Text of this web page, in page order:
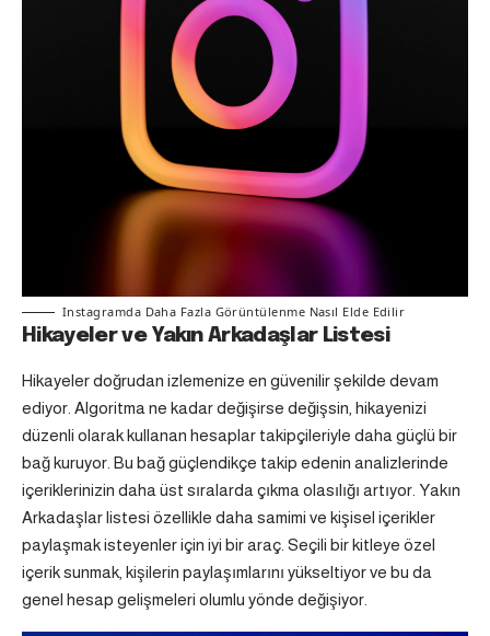
Instagramda Daha Fazla Görüntülenme Nasıl Elde Edilir
Hikayeler ve Yakın Arkadaşlar Listesi
Hikayeler doğrudan izlemenize en güvenilir şekilde devam
ediyor. Algoritma ne kadar değişirse değişsin, hikayenizi
düzenli olarak kullanan hesaplar takipçileriyle daha güçlü bir
bağ kuruyor. Bu bağ güçlendikçe takip edenin analizlerinde
içeriklerinizin daha üst sıralarda çıkma olasılığı artıyor. Yakın
Arkadaşlar listesi özellikle daha samimi ve kişisel içerikler
paylaşmak isteyenler için iyi bir araç. Seçili bir kitleye özel
içerik sunmak, kişilerin paylaşımlarını yükseltiyor ve bu da
genel hesap gelişmeleri olumlu yönde değişiyor.